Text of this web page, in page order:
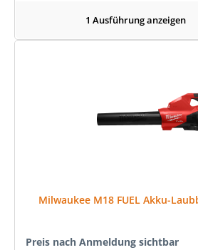
1 Ausführung anzeigen
Milwaukee M18 FUEL Akku-
Preis nach Anmeldung sichtbar